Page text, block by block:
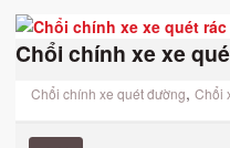
Chổi chính xe xe
Chổi chính xe quét đường, Chổi